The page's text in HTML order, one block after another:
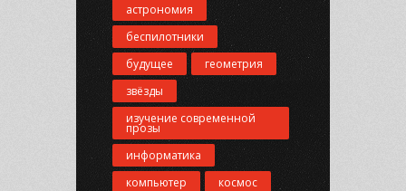
астрономия
беспилотники
будущее
геометрия
звёзды
изучение современной
прозы
информатика
компьютер
космос